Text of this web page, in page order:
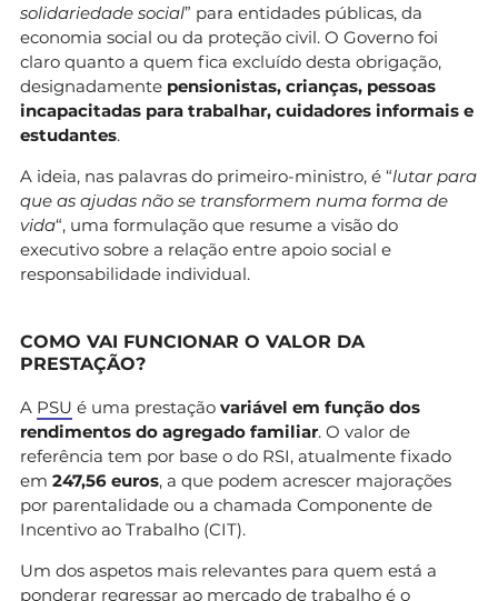
solidariedade social” para entidades públicas, da
economia social ou da proteção civil. O Governo foi
claro quanto a quem fica excluído desta obrigação,
designadamente pensionistas, crianças, pessoas
incapacitadas para trabalhar, cuidadores informais e
estudantes.
A ideia, nas palavras do primeiro-ministro, é “lutar para
que as ajudas não se transformem numa forma de
vida“, uma formulação que resume a visão do
executivo sobre a relação entre apoio social e
responsabilidade individual.
COMO VAI FUNCIONAR O VALOR DA
PRESTAÇÃO?
A PSU é uma prestação variável em função dos
rendimentos do agregado familiar. O valor de
referência tem por base o do RSI, atualmente fixado
em 247,56 euros, a que podem acrescer majorações
por parentalidade ou a chamada Componente de
Incentivo ao Trabalho (CIT).
Um dos aspetos mais relevantes para quem está a
ponderar regressar ao mercado de trabalho é o